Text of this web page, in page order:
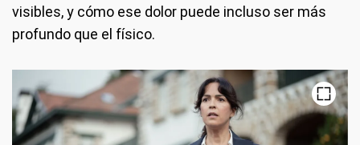
visibles, y cómo ese dolor puede incluso ser más
profundo que el físico.